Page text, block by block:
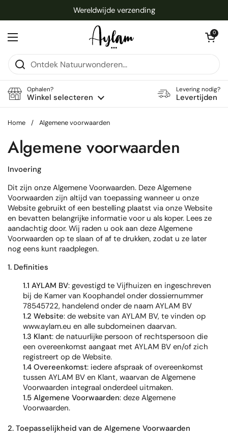
Wereldwijde verzending
Menu openen
Winkelwagentje
0
Ophalen?
Winkel selecteren
Levering nodig?
Levertijden
Home / Algemene voorwaarden
Algemene voorwaarden
Invoering
Dit zijn onze Algemene Voorwaarden. Deze Algemene
Voorwaarden zijn altijd van toepassing wanneer u onze
Website gebruikt of een bestelling plaatst via onze Website
en bevatten belangrijke informatie voor u als koper. Lees ze
aandachtig door. Wij raden u ook aan deze Algemene
Voorwaarden op te slaan of af te drukken, zodat u ze later
nog eens kunt raadplegen.
1. Definities
1.1 AYLAM BV: gevestigd te Vijfhuizen en ingeschreven
bij de Kamer van Koophandel onder dossiernummer
78545722, handelend onder de naam AYLAM BV
1.2 Website: de website van AYLAM BV, te vinden op
www.aylam.eu en alle subdomeinen daarvan.
1.3 Klant: de natuurlijke persoon of rechtspersoon die
een overeenkomst aangaat met AYLAM BV en/of zich
registreert op de Website.
1.4 Overeenkomst: iedere afspraak of overeenkomst
tussen AYLAM BV en Klant, waarvan de Algemene
Voorwaarden integraal onderdeel uitmaken.
1.5 Algemene Voorwaarden: deze Algemene
Voorwaarden.
2. Toepasselijkheid van de Algemene Voorwaarden